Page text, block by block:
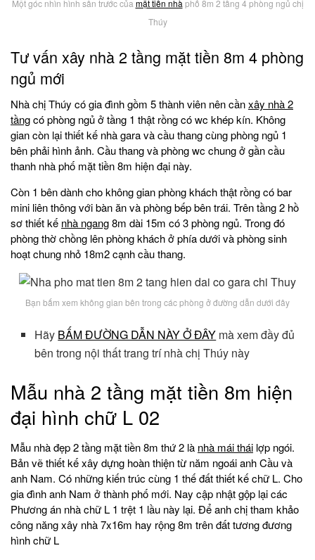
Một góc nhìn hình sân trước của mặt tiền nhà phố 8m 2 tầng 4 phòng ngủ chị
Thúy
Tư vấn xây nhà 2 tầng mặt tiền 8m 4 phòng
ngủ mới
Nhà chị Thúy có gia đình gồm 5 thành viên nên cầnxây nhà 2
tầngcó phòng ngủ ở tầng 1 thật rồng có wc khép kín. Không
gian còn lại thiết kế nhà gara và cầu thang cùng phòng ngủ 1
bên phải hình ảnh. Cầu thang và phòng wc chung ở gần cầu
thanh nhà phố mặt tiền 8m hiện đại này.
Còn 1 bên dành cho không gian phòng khách thật rồng có bar
mini liên thông với bàn ăn và phòng bếp bên trái. Trên tầng 2 hồ
sơ thiết kế nhà ngang8m dài 15m có 3 phòng ngủ. Trong đó
phòng thờ chồng lên phòng khách ở phía dưới và phòng sinh
hoạt chung nhỏ 18m2 cạnh cầu thang.
Bạn bấm xem không gian bên trong các phòng ở đường dẫn dưới đây
Hãy BẤM ĐƯỜNG DẪN NÀY Ở ĐÂY mà xem đầy đủ
bên trong nội thất trang trí nhà chị Thúy này
Mẫu nhà 2 tầng mặt tiền 8m hiện
đại hình chữ L 02
Mẫu nhà đẹp 2 tầng mặt tiền 8m thứ 2 là nhà mái thái lợp ngói.
Bản vẽ thiết kế xây dựng hoàn thiện từ năm ngoái anh Cầu và
anh Nam. Có những kiến trúc cùng 1 thế đất thiết kế chữ L. Cho
gia đình anh Nam ở thành phố mới. Nay cập nhật gộp lại các
Phương án nhà chữ L 1 trệt 1 lầu này lại. Để anh chị tham khảo
công năng xây nhà 7x16m hay rộng 8m trên đất tương đương
hình chữ L